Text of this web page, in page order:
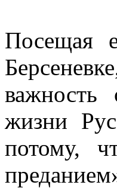
Посещая
важность
жизни
потому,